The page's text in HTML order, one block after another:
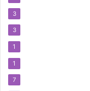
3
3
1
1
7